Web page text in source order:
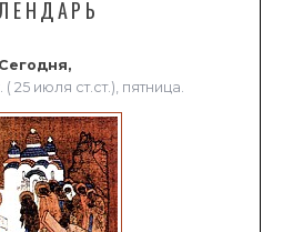
Сегодня,
( 25 июля ст.ст.), пятница.